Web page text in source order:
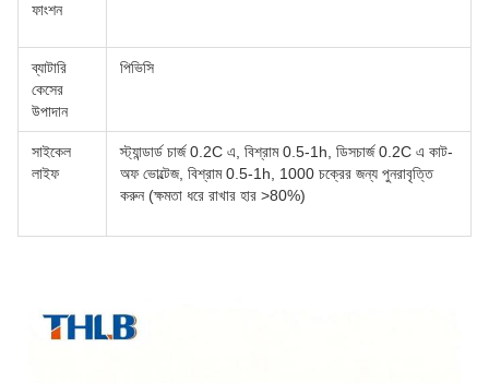
ফাংশন
ব্যাটারি
কেসের
উপাদান
পিভিসি
সাইকেল
লাইফ
স্ট্যান্ডার্ড চার্জ 0.2C এ, বিশ্রাম 0.5-1h, ডিসচার্জ 0.2C এ কাট-
অফ ভোল্টেজ, বিশ্রাম 0.5-1h, 1000 চক্রের জন্য পুনরাবৃত্তি
করুন (ক্ষমতা ধরে রাখার হার >80%)